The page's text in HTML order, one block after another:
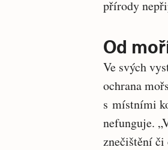
přírody
Od
Ve svých
ochrana
s místními
nefunguje.
znečištění či